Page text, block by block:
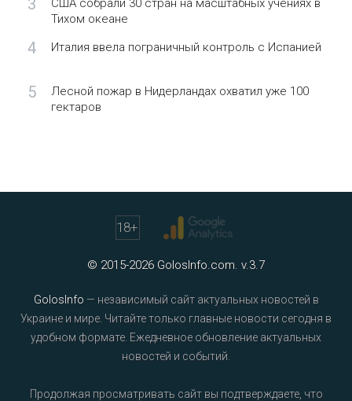
3
США собрали 30 стран на масштабных учениях в
Тихом океане
4 Италия ввела пограничный контроль с Испанией
5
Лесной пожар в Нидерландах охватил уже 100
гектаров
18+
© 2015-2026 GolosInfo.com. v.3.7
GolosInfo — независимый сайт актуальных новостей в
Украине и мире. Читайте только главные новости сегодня в
удобном формате. Ежедневное обновление актуальных
новостей и событий.
Продолжая просматривать сайт вы подтверждаете, что